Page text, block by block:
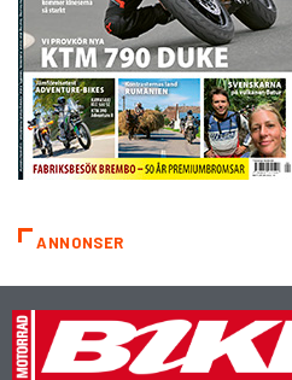
ANNONSER